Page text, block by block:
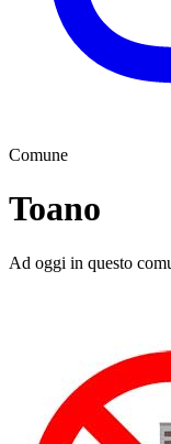
Comune
Toano
Ad oggi in questo